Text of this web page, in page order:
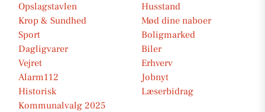
Opslagstavlen
Husstand
Krop & Sundhed
Mød dine naboer
Sport
Boligmarked
Dagligvarer
Biler
Vejret
Erhverv
Alarm112
Jobnyt
Historisk
Læserbidrag
Kommunalvalg 2025